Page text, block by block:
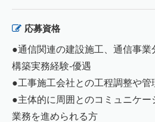
応募資格
●通信関連の建設施工、通信事業
構築実務経験-優遇
●工事施工会社との工程調整や管
●主体的に周囲とのコミュニケ
業務を進められる方